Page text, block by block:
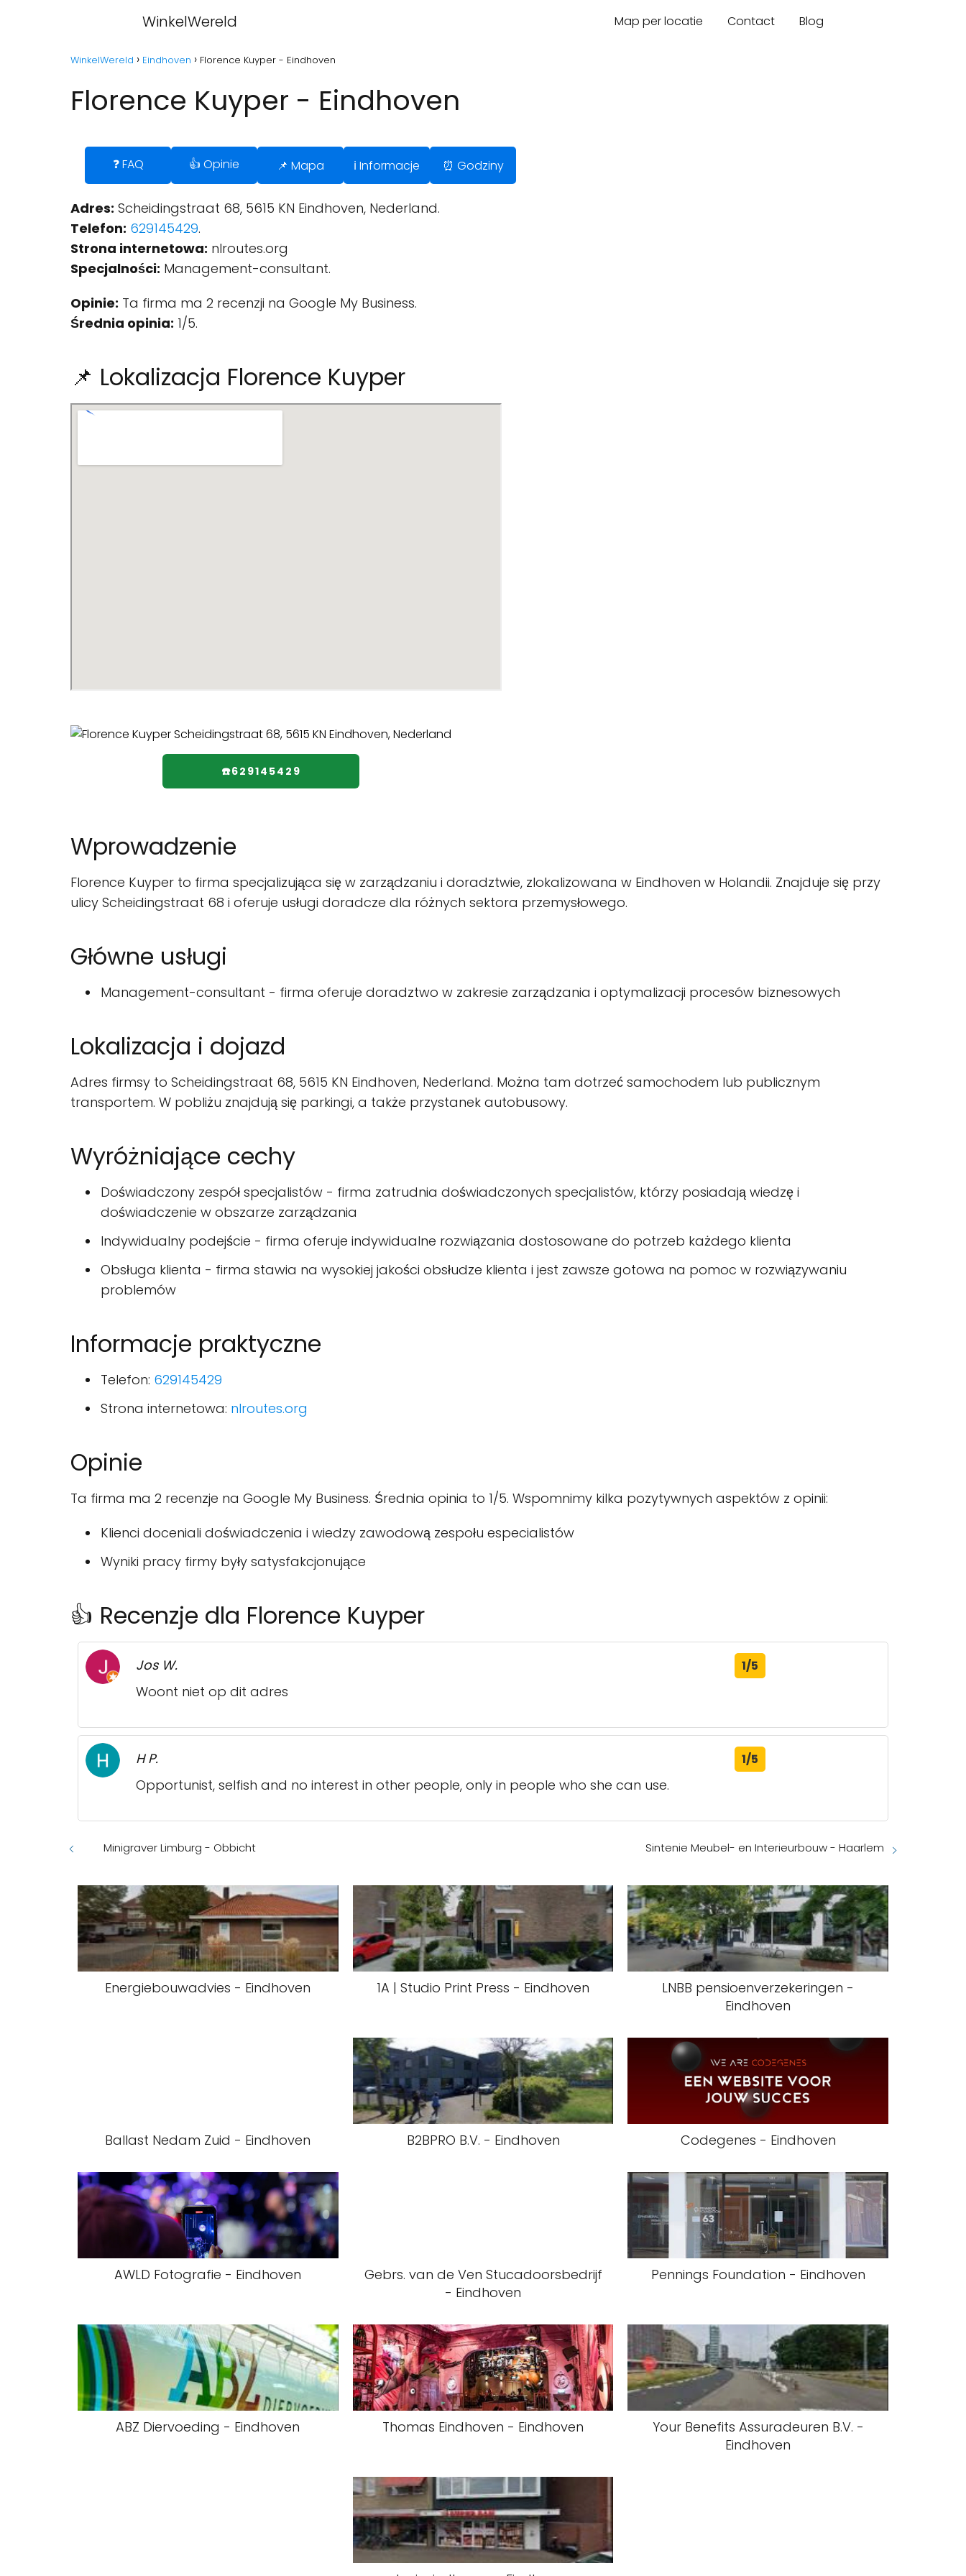
WinkelWereld Map per locatie Contact Blog
WinkelWereld Eindhoven Florence Kuyper - Eindhoven
Florence Kuyper - Eindhoven
❓ FAQ 👍 Opinie 📌 Mapa ℹ️ Informacje ⏰ Godziny
Adres: Scheidingstraat 68, 5615 KN Eindhoven, Nederland.
Telefon: 629145429.
Strona internetowa: nlroutes.org
Specjalności: Management-consultant.
Opinie: Ta firma ma 2 recenzji na Google My Business.
Średnia opinia: 1/5.
📌 Lokalizacja Florence Kuyper
☎️629145429
Wprowadzenie
Florence Kuyper to firma specjalizująca się w zarządzaniu i doradztwie, zlokalizowana w Eindhoven w Holandii. Znajduje się przy
ulicy Scheidingstraat 68 i oferuje usługi doradcze dla różnych sektora przemysłowego.
Główne usługi
Management-consultant - firma oferuje doradztwo w zakresie zarządzania i optymalizacji procesów biznesowych
Lokalizacja i dojazd
Adres firmsy to Scheidingstraat 68, 5615 KN Eindhoven, Nederland. Można tam dotrzeć samochodem lub publicznym
transportem. W pobliżu znajdują się parkingi, a także przystanek autobusowy.
Wyróżniające cechy
Doświadczony zespół specjalistów - firma zatrudnia doświadczonych specjalistów, którzy posiadają wiedzę i
doświadczenie w obszarze zarządzania
Indywidualny podejście - firma oferuje indywidualne rozwiązania dostosowane do potrzeb każdego klienta
Obsługa klienta - firma stawia na wysokiej jakości obsłudze klienta i jest zawsze gotowa na pomoc w rozwiązywaniu
problemów
Informacje praktyczne
Telefon: 629145429
Strona internetowa: nlroutes.org
Opinie
Ta firma ma 2 recenzje na Google My Business. Średnia opinia to 1/5. Wspomnimy kilka pozytywnych aspektów z opinii:
Klienci doceniali doświadczenia i wiedzy zawodową zespołu especialistów
Wyniki pracy firmy były satysfakcjonujące
👍 Recenzje dla Florence Kuyper
Jos W. 1/5
Woont niet op dit adres
H P. 1/5
Opportunist, selfish and no interest in other people, only in people who she can use.
Minigraver Limburg - Obbicht Sintenie Meubel- en Interieurbouw - Haarlem
Energiebouwadvies - Eindhoven 1A | Studio Print Press - Eindhoven
LNBB pensioenverzekeringen -
Eindhoven
Ballast Nedam Zuid - Eindhoven B2BPRO B.V. - Eindhoven Codegenes - Eindhoven
AWLD Fotografie - Eindhoven
Gebrs. van de Ven Stucadoorsbedrijf
- Eindhoven
Pennings Foundation - Eindhoven
ABZ Diervoeding - Eindhoven Thomas Eindhoven - Eindhoven
Your Benefits Assuradeuren B.V. -
Eindhoven